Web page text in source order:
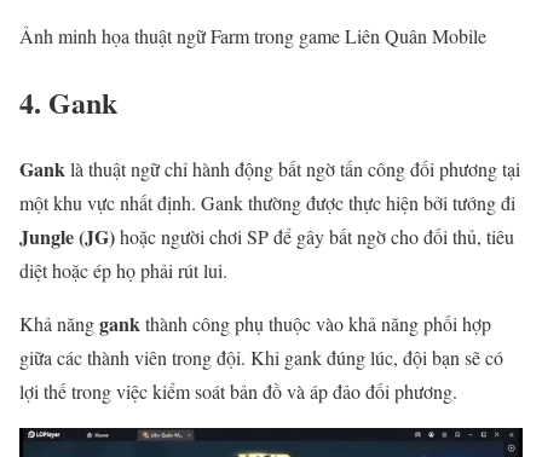
Ảnh minh họa thuật ngữ Farm trong game Liên Quân Mobile
4. Gank
Ganklà thuật ngữ chỉ hành động bất ngờ tấn công đối phương tại
một khu vực nhất định. Gank thường được thực hiện bởi tướng đi
Jungle (JG)hoặc người chơi SP để gây bất ngờ cho đối thủ, tiêu
diệt hoặc ép họ phải rút lui.
Khả nănggankthành công phụ thuộc vào khả năng phối hợp
giữa các thành viên trong đội. Khi gank đúng lúc, đội bạn sẽ có
lợi thế trong việc kiểm soát bản đồ và áp đảo đối phương.